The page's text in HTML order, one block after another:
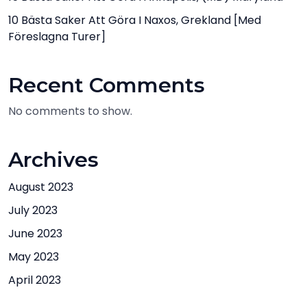
10 Bästa Saker Att Göra I Naxos, Grekland [med
Föreslagna Turer]
Recent Comments
No comments to show.
Archives
August 2023
July 2023
June 2023
May 2023
April 2023